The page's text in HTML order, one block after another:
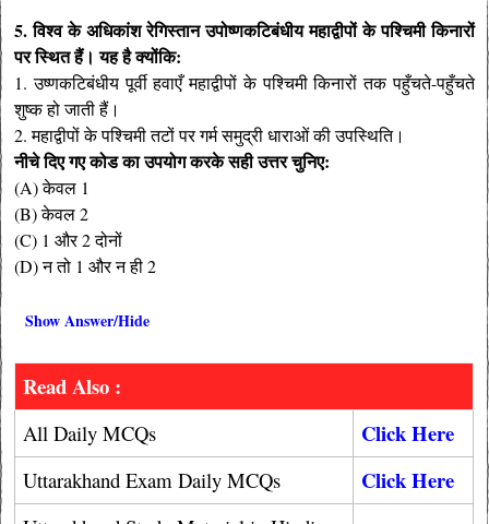
5. विश्व के अधिकांश रेगिस्तान उपोष्णकटिबंधीय महाद्वीपों के पश्चिमी किनारों
पर स्थित हैं। यह है क्योंकि:
1. उष्णकटिबंधीय पूर्वी हवाएँ महाद्वीपों के पश्चिमी किनारों तक पहुँचते-पहुँचते
शुष्क हो जाती हैं।
2. महाद्वीपों के पश्चिमी तटों पर गर्म समुद्री धाराओं की उपस्थिति।
नीचे दिए गए कोड का उपयोग करके सही उत्तर चुनिए:
(A) केवल 1
(B) केवल 2
(C) 1 और 2 दोनों
(D) न तो 1 और न ही 2
Show Answer/Hide
Read Also :
All Daily MCQs Click Here
Uttarakhand Exam Daily MCQs Click Here